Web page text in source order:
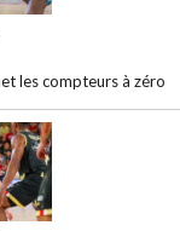
les compteurs à zéro